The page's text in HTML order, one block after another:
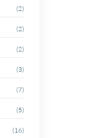
(2)
(2)
(2)
(3)
(7)
(5)
(16)